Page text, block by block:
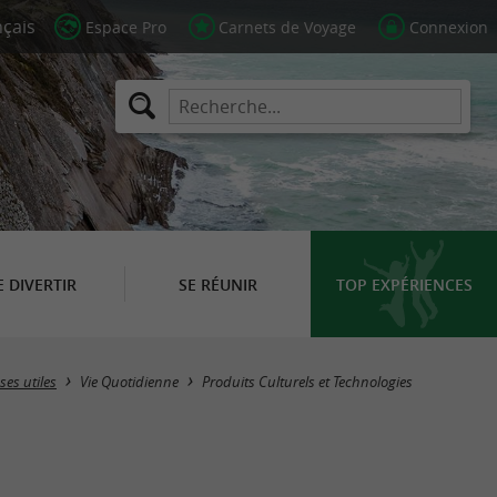
Espace Pro Carnets de Voyage Connexion
DIVERTIR SE RÉUNIR TOP EXPÉRIENCES
Masquer la carte
utiles Vie Quotidienne Produits Culturels et Technologies